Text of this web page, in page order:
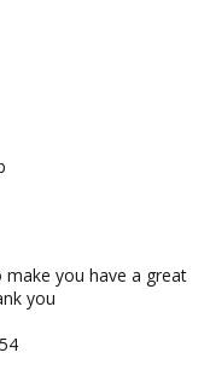
make you have a great
you